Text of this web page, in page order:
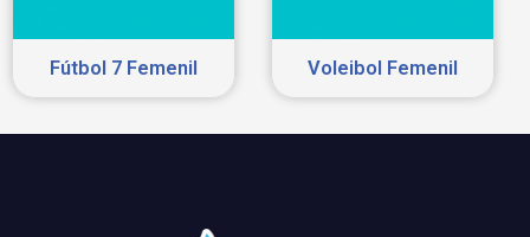
Fútbol 7 Femenil Voleibol Femenil